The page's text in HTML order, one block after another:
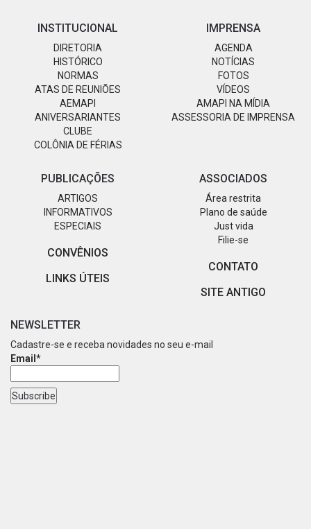
INSTITUCIONAL
DIRETORIA
HISTÓRICO
NORMAS
ATAS DE REUNIÕES
AEMAPI
ANIVERSARIANTES
CLUBE
COLÔNIA DE FÉRIAS
IMPRENSA
AGENDA
NOTÍCIAS
FOTOS
VÍDEOS
AMAPI NA MÍDIA
ASSESSORIA DE IMPRENSA
PUBLICAÇÕES
ARTIGOS
INFORMATIVOS
ESPECIAIS
CONVÊNIOS
LINKS ÚTEIS
ASSOCIADOS
Área restrita
Plano de saúde
Just vida
Filie-se
CONTATO
SITE ANTIGO
NEWSLETTER
Cadastre-se e receba novidades no seu e-mail
Email*